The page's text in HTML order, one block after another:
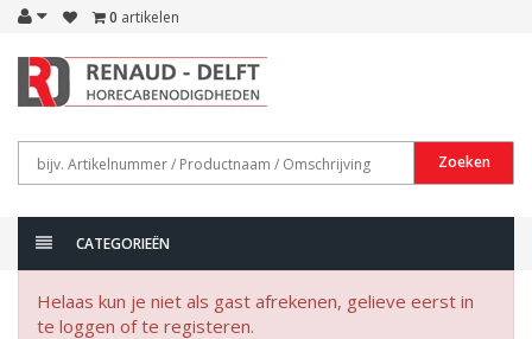
0 artikelen
Zoeken
CATEGORIEËN
Helaas kun je niet als gast afrekenen, gelieve eerst in
te loggen of te registeren.